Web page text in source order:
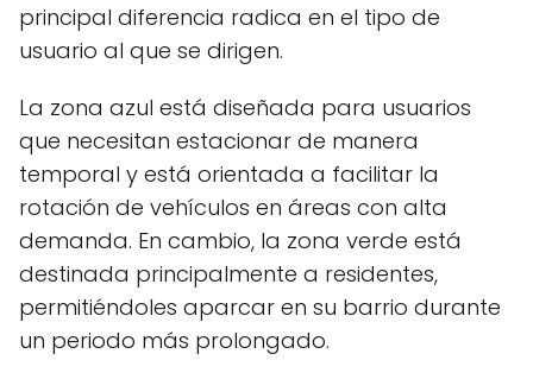
principal diferencia radica en el tipo de
usuario al que se dirigen.
La zona azul está diseñada para usuarios
que necesitan estacionar de manera
temporal y está orientada a facilitar la
rotación de vehículos en áreas con alta
demanda. En cambio, la zona verde está
destinada principalmente a residentes,
permitiéndoles aparcar en su barrio durante
un periodo más prolongado.